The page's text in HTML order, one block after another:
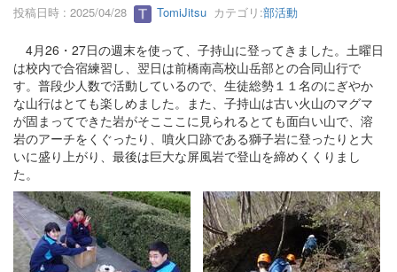
投稿日時 : 2025/04/28 TomiJitsu カテゴリ:部活動
4月26・27日の週末を使って、子持山に登ってきました。土曜日
は校内で合宿練習し、翌日は前橋南高校山岳部との合同山行で
す。普段少人数で活動しているので、生徒総勢１１名のにぎやか
な山行はとても楽しめました。また、子持山は古い火山のマグマ
が固まってできた岩がそこここに見られるとても面白い山で、溶
岩のアーチをくぐったり、噴火口跡である獅子岩に登ったりと大
いに盛り上がり、最後は巨大な屏風岩で登山を締めくくりまし
た。